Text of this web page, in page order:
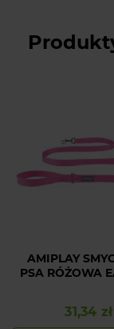
AMIPLAY
PSA RÓŻOWA
Cena
31,34 zł